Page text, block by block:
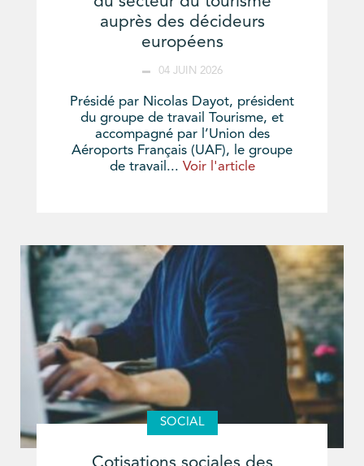
auprès des décideurs
européens
04 JUIN 2026
Présidé par Nicolas Dayot, président
du groupe de travail Tourisme, et
accompagné par l’Union des
Aéroports Français (UAF), le groupe
de travail... Voir l'article
SOCIAL